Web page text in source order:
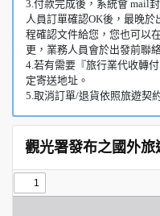
3.付款完成後，系統會 mail
人員訂單確認OK後，最晚
程確認文件給您，您也可以
更，業務人員會於出發前聯
4.若有需要『旅行業代收轉
定寄送地址。
5.取消訂單/退貨依照旅遊契
觀光署發布之國外旅